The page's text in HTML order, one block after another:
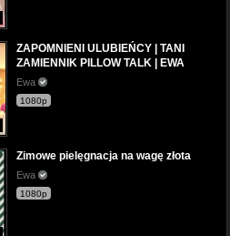
ZAPOMNIENI ULUBIEŃCY | TANI
ZAMIENNIK PILLOW TALK | EWA
Ewa
1080p
Zimowe pielęgnacja na wagę złota
Ewa
1080p